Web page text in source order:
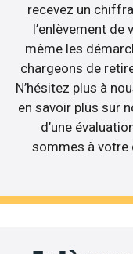
recevez un
l’enlèvement de
même les
chargeons de
N’hésitez plus à
en savoir plus sur
d’une
sommes à votre